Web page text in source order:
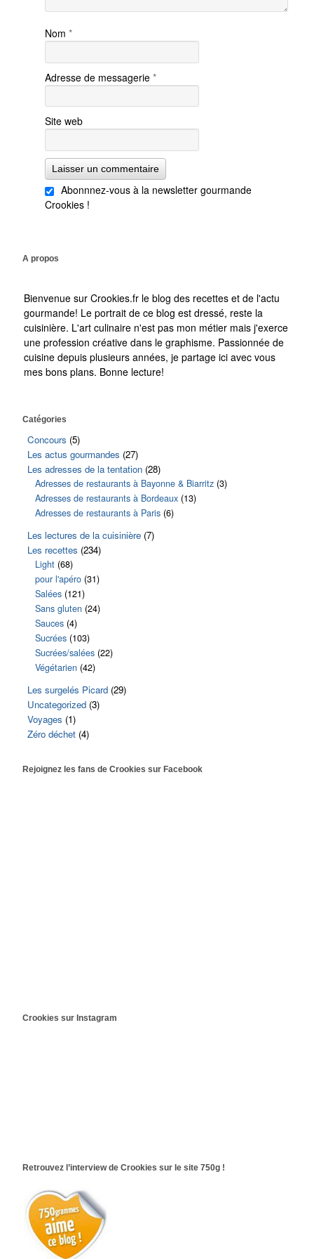
Nom *
Adresse de messagerie *
Site web
Abonnnez-vous à la newsletter gourmande
Crookies !
A propos
Bienvenue sur Crookies.fr le blog des recettes et de l'actu
gourmande! Le portrait de ce blog est dressé, reste la
cuisinière. L'art culinaire n'est pas mon métier mais j'exerce
une profession créative dans le graphisme. Passionnée de
cuisine depuis plusieurs années, je partage ici avec vous
mes bons plans. Bonne lecture!
Catégories
Concours (5)
Les actus gourmandes (27)
Les adresses de la tentation (28)
Adresses de restaurants à Bayonne & Biarritz (3)
Adresses de restaurants à Bordeaux (13)
Adresses de restaurants à Paris (6)
Les lectures de la cuisinière (7)
Les recettes (234)
Light (68)
pour l'apéro (31)
Salées (121)
Sans gluten (24)
Sauces (4)
Sucrées (103)
Sucrées/salées (22)
Végétarien (42)
Les surgelés Picard (29)
Uncategorized (3)
Voyages (1)
Zéro déchet (4)
Rejoignez les fans de Crookies sur Facebook
Crookies sur Instagram
Retrouvez l’interview de Crookies sur le site 750g !